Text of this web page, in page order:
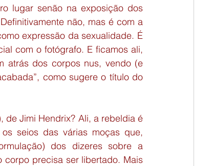
lugar senão na exposição dos
não, mas é com a
expressão da sexualidade. É
com o fotógrafo. E ficamos ali,
atrás dos corpos nus, vendo (e
como sugere o título do
de Jimi Hendrix? Ali, a rebeldia é
os seios das várias moças que,
dos dizeres sobre a
precisa ser libertado. Mais